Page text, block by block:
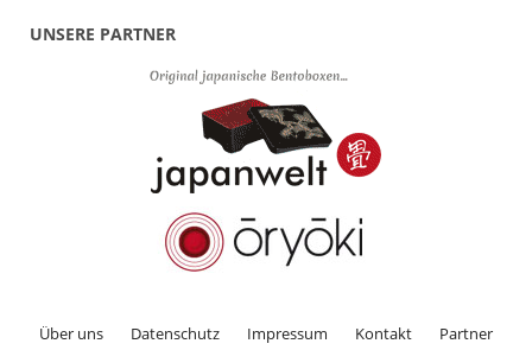
UNSERE PARTNER
Über uns Datenschutz Impressum Kontakt
Partner